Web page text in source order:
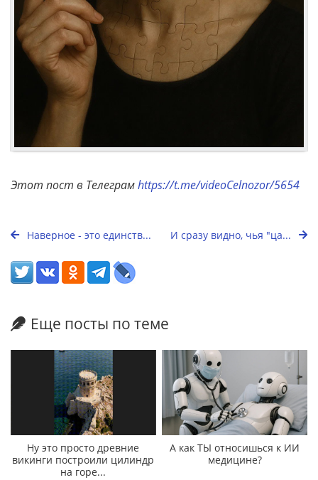
Этот пост в Телеграмhttps://t.me/videoCelnozor/5654
Наверное - это единств... И сразу видно, чья "ца...
Еще посты по теме
Ну это просто древние
викинги построили цилиндр
на горе...
А как ТЫ относишься к ИИ
медицине?